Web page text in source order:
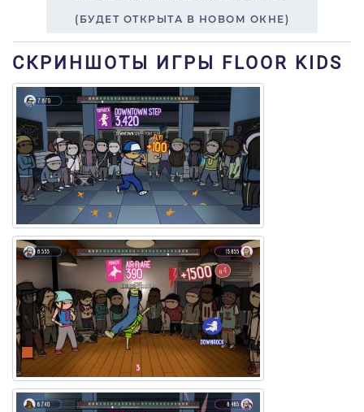
(БУДЕТ ОТКРЫТА В НОВОМ ОКНЕ)
СКРИНШОТЫ ИГРЫ FLOOR KIDS